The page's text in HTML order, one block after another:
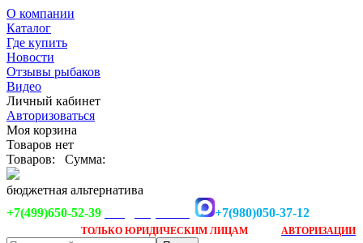
О компании
Каталог
Где купить
Новости
Отзывы рыбаков
Видео
Личный кабинет
Авторизоваться
Моя корзина
Товаров нет
Товаров:
Сумма:
бюджетная альтернатива
+7(499)650-52-39
+7(980)050-37-12
ТОЛЬКО ЮРИДИЧЕСКИМ ЛИЦАМ АВТОРИЗАЦИИ